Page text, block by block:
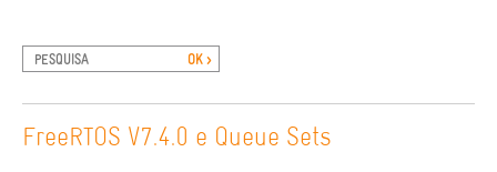
FreeRTOS V7.4.0 e Queue Sets